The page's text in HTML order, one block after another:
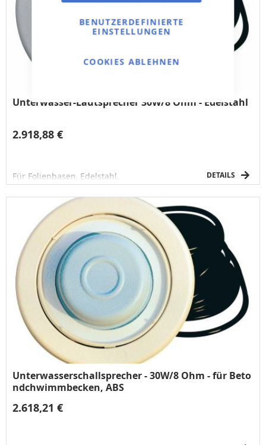
BENUTZERDEFINIERTE
EINSTELLUNGEN
COOKIES ABLEHNEN
Unterwasser-Lautsprecher 30W/8 Ohm - Edelstahl
2.918,88 €
Für Folienbasen, Edelstahl. DETAILS
Unterwasserschallsprecher - 30W/8 Ohm - für Beto
ndchwimmbecken, ABS
2.618,21 €